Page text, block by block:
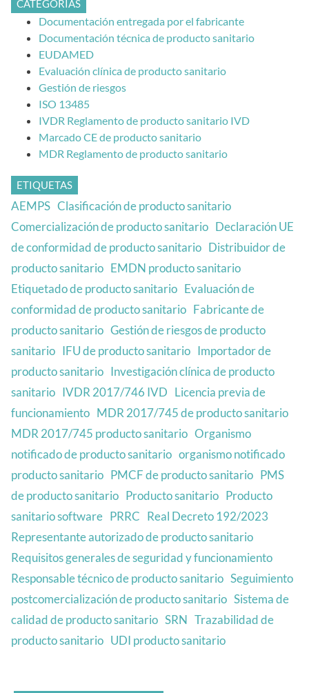
CATEGORÍAS
Documentación entregada por el fabricante
Documentación técnica de producto sanitario
EUDAMED
Evaluación clínica de producto sanitario
Gestión de riesgos
ISO 13485
IVDR Reglamento de producto sanitario IVD
Marcado CE de producto sanitario
MDR Reglamento de producto sanitario
ETIQUETAS
AEMPS Clasificación de producto sanitario
Comercialización de producto sanitario Declaración UE
de conformidad de producto sanitario Distribuidor de
producto sanitario EMDN producto sanitario
Etiquetado de producto sanitario Evaluación de
conformidad de producto sanitario Fabricante de
producto sanitario Gestión de riesgos de producto
sanitario IFU de producto sanitario Importador de
producto sanitario Investigación clínica de producto
sanitario IVDR 2017/746 IVD Licencia previa de
funcionamiento MDR 2017/745 de producto sanitario
MDR 2017/745 producto sanitario Organismo
notificado de producto sanitario organismo notificado
producto sanitario PMCF de producto sanitario PMS
de producto sanitario Producto sanitario Producto
sanitario software PRRC Real Decreto 192/2023
Representante autorizado de producto sanitario
Requisitos generales de seguridad y funcionamiento
Responsable técnico de producto sanitario Seguimiento
postcomercialización de producto sanitario Sistema de
calidad de producto sanitario SRN Trazabilidad de
producto sanitario UDI producto sanitario